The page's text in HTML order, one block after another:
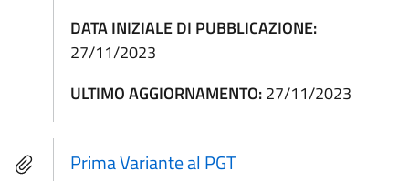
DATA INIZIALE DI PUBBLICAZIONE:
27/11/2023
ULTIMO AGGIORNAMENTO:27/11/2023
Prima Variante al PGT